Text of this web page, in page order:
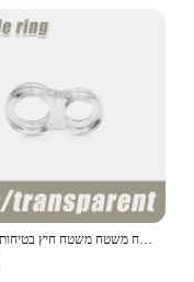
דלת תחנת כיבוי בטיחות אספקה דלת סיליקון שקוף ידית דלת קיר משטח משטח משטח משטח משטח משטח חיץ בטיחות בטיחות